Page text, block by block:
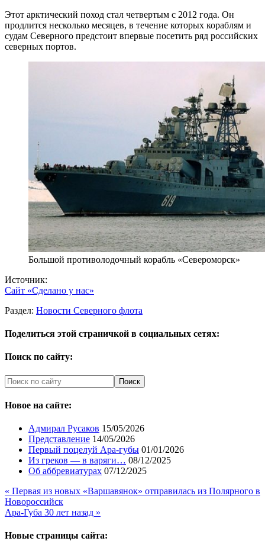
Этот арктический поход стал четвертым с 2012 года. Он
продлится несколько месяцев, в течение которых кораблям и
судам Северного предстоит впервые посетить ряд российских
северных портов.
Большой противолодочный корабль «Североморск»
Источник:
Сайт «Сделано у нас»
Раздел: Новости Северного флота
Поделиться этой страничкой в социальных сетях:
Поиск по сайту:
Новое на сайте:
Адмирал Русаков 15/05/2026
Представление 14/05/2026
Первый поцелуй Ара-губы 01/01/2026
Из греков — в варяги… 08/12/2025
Об аббревиатурах 07/12/2025
« Первая из новых «Варшавянок» отправилась из Полярного в
Новороссийск
Ара-Губа 30 лет назад »
Новые страницы сайта: